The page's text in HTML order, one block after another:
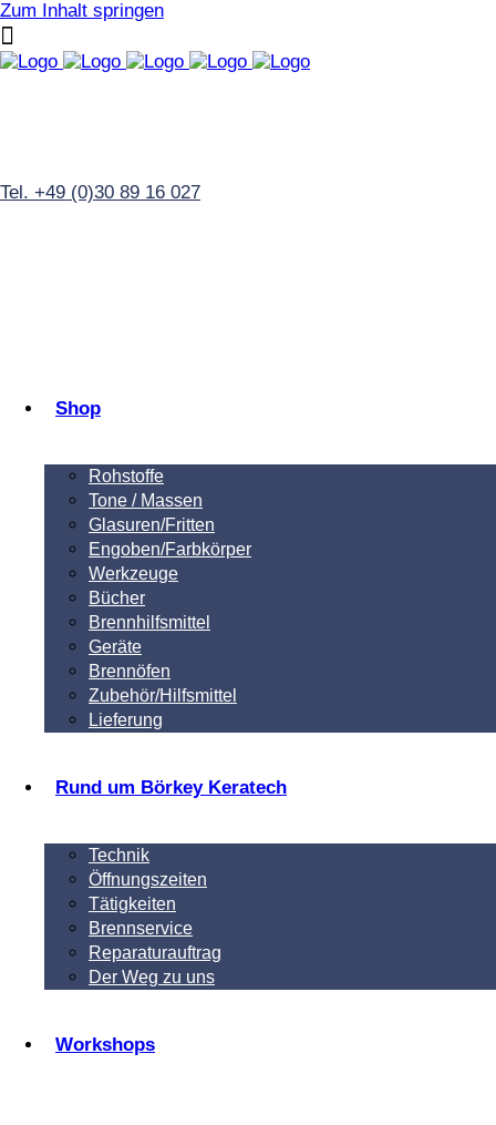
Zum Inhalt springen
Tel. +49 (0)30 89 16 027
Shop
Rohstoffe
Tone / Massen
Glasuren/Fritten
Engoben/Farbkörper
Werkzeuge
Bücher
Brennhilfsmittel
Geräte
Brennöfen
Zubehör/Hilfsmittel
Lieferung
Rund um Börkey Keratech
Technik
Öffnungszeiten
Tätigkeiten
Brennservice
Reparaturauftrag
Der Weg zu uns
Workshops